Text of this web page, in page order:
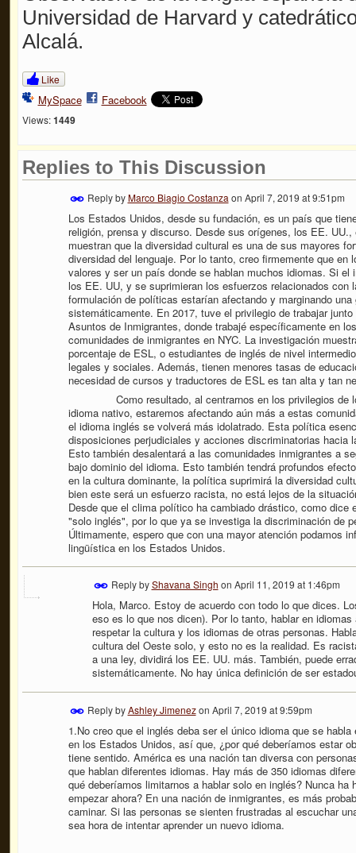
Universidad de Harvard y
Alcalá.
Like
MySpace Facebook
Views: 1449
Replies to This Discussion
Reply byMarco Biagio Costanza on April 7, 2019 at 9:51pm
Los Estados Unidos, desde su fundación, es un país que
religión, prensa y discurso. Desde sus orígenes, los EE.
muestran que la diversidad cultural es una de sus mayores
diversidad del lenguaje. Por lo tanto, creo firmemente que
valores y ser un país donde se hablan muchos idiomas. Si
los EE. UU, y se suprimieran los esfuerzos relacionados
formulación de políticas estarían afectando y marginando
sistemáticamente. En 2017, tuve el privilegio de trabajar
Asuntos de Inmigrantes, donde trabajé específicamente en
comunidades de inmigrantes en NYC. La investigación
porcentaje de ESL, o estudiantes de inglés de nivel
legales y sociales. Además, tienen menores tasas de
necesidad de cursos y traductores de ESL es tan alta y tan
Como resultado, al centrarnos en los privilegios de los
idioma nativo, estaremos afectando aún más a estas
el idioma inglés se volverá más idolatrado. Esta política
disposiciones perjudiciales y acciones discriminatorias hacia
Esto también desalentará a las comunidades inmigrantes a
bajo dominio del idioma. Esto también tendrá profundos
en la cultura dominante, la política suprimirá la diversidad
bien este será un esfuerzo racista, no está lejos de la
Desde que el clima político ha cambiado drástico, como
"solo inglés", por lo que ya se investiga la discriminación de
Últimamente, espero que con una mayor atención podamos
lingüística en los Estados Unidos.
Reply byShavana Singh on April 11, 2019 at 1:46pm
Hola, Marco. Estoy de acuerdo con todo lo que dices.
eso es lo que nos dicen). Por lo tanto, hablar en
respetar la cultura y los idiomas de otras personas.
cultura del Oeste solo, y esto no es la realidad. Es
a una ley, dividirá los EE. UU. más. También, puede
sistemáticamente. No hay única definición de ser
Reply byAshley Jimenezon April 7, 2019 at 9:59pm
1.No creo que el inglés deba ser el único idioma que se
en los Estados Unidos, así que, ¿por qué deberíamos estar
tiene sentido. América es una nación tan diversa con
que hablan diferentes idiomas. Hay más de 350 idiomas
qué deberíamos limitarnos a hablar solo en inglés? Nunca ha
empezar ahora? En una nación de inmigrantes, es más
caminar. Si las personas se sienten frustradas al escuchar
sea hora de intentar aprender un nuevo idioma.